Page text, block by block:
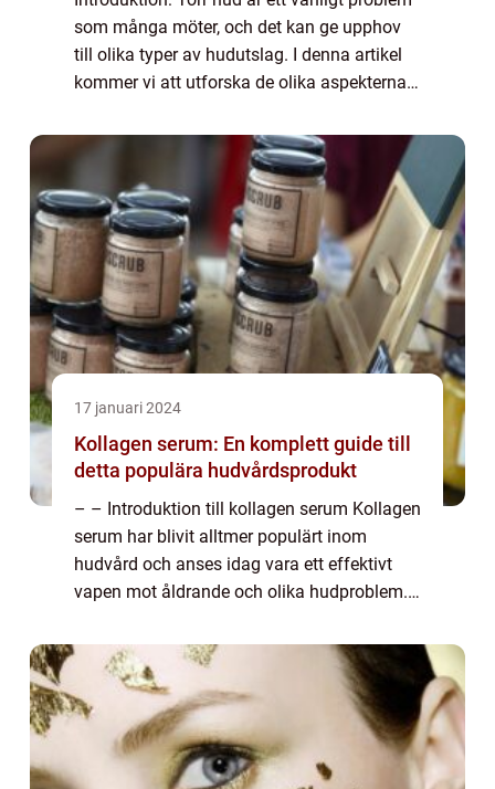
som många möter, och det kan ge upphov
till olika typer av hudutslag. I denna artikel
kommer vi att utforska de olika aspekterna
hur de skiljer sig åt och de h...
17 januari 2024
Kollagen serum: En komplett guide till
detta populära hudvårdsprodukt
– – Introduktion till kollagen serum Kollagen
serum har blivit alltmer populärt inom
hudvård och anses idag vara ett effektivt
vapen mot åldrande och olika hudproblem.
förbättra hudens elasticit...